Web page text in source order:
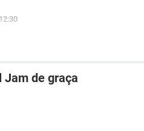
Jam de graça